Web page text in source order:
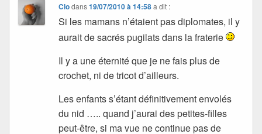
Clodans19/07/2010 à 14:58 a dit :
Si les mamans n’étaient pas diplomates, il y
aurait de sacrés pugilats dans la fraterie
Il y a une éternité que je ne fais plus de
crochet, ni de tricot d’ailleurs.
Les enfants s’étant définitivement envolés
du nid ….. quand j’aurai des petites-filles
peut-être, si ma vue ne continue pas de